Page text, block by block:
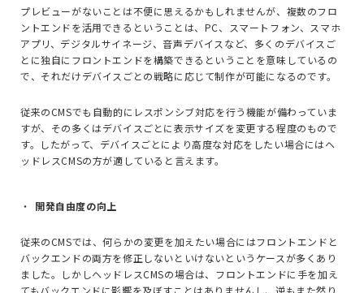
プレビューがないことは不便に思えるかもしれませんが、複数のフロ
ントエンドを活用できるということは、 PC、スマートフォン、スマホ
アプリ、デジタルサイネージ、音声デバイスなど、多くのデバイスご
とに独自にフロントエンドを構築できるということを意味しているの
で、それだけデバイスごとの戦略に応じて制作が可能になるのです。
従来のCMSでも自動的にレスポンシブ対応を行う機能が備わっていま
すが、その多くはデバイスごとに表示サイズを変更する程度のもので
す。したがって、デバイスごとにより高度な対応をしたい場合にはヘ
ッドレスCMSの方が適していると言えます。
開発自由度の向上
従来のCMSでは、何らかの変更を加えたい場合にはフロントエンドと
バックエンドの両方を修正しないといけないというケースが多くあり
ました。しかしヘッドレスCMSの場合は、フロントエンドに手を加え
てもバックエンドに影響を及ぼすことはありませんし、逆もまた然り